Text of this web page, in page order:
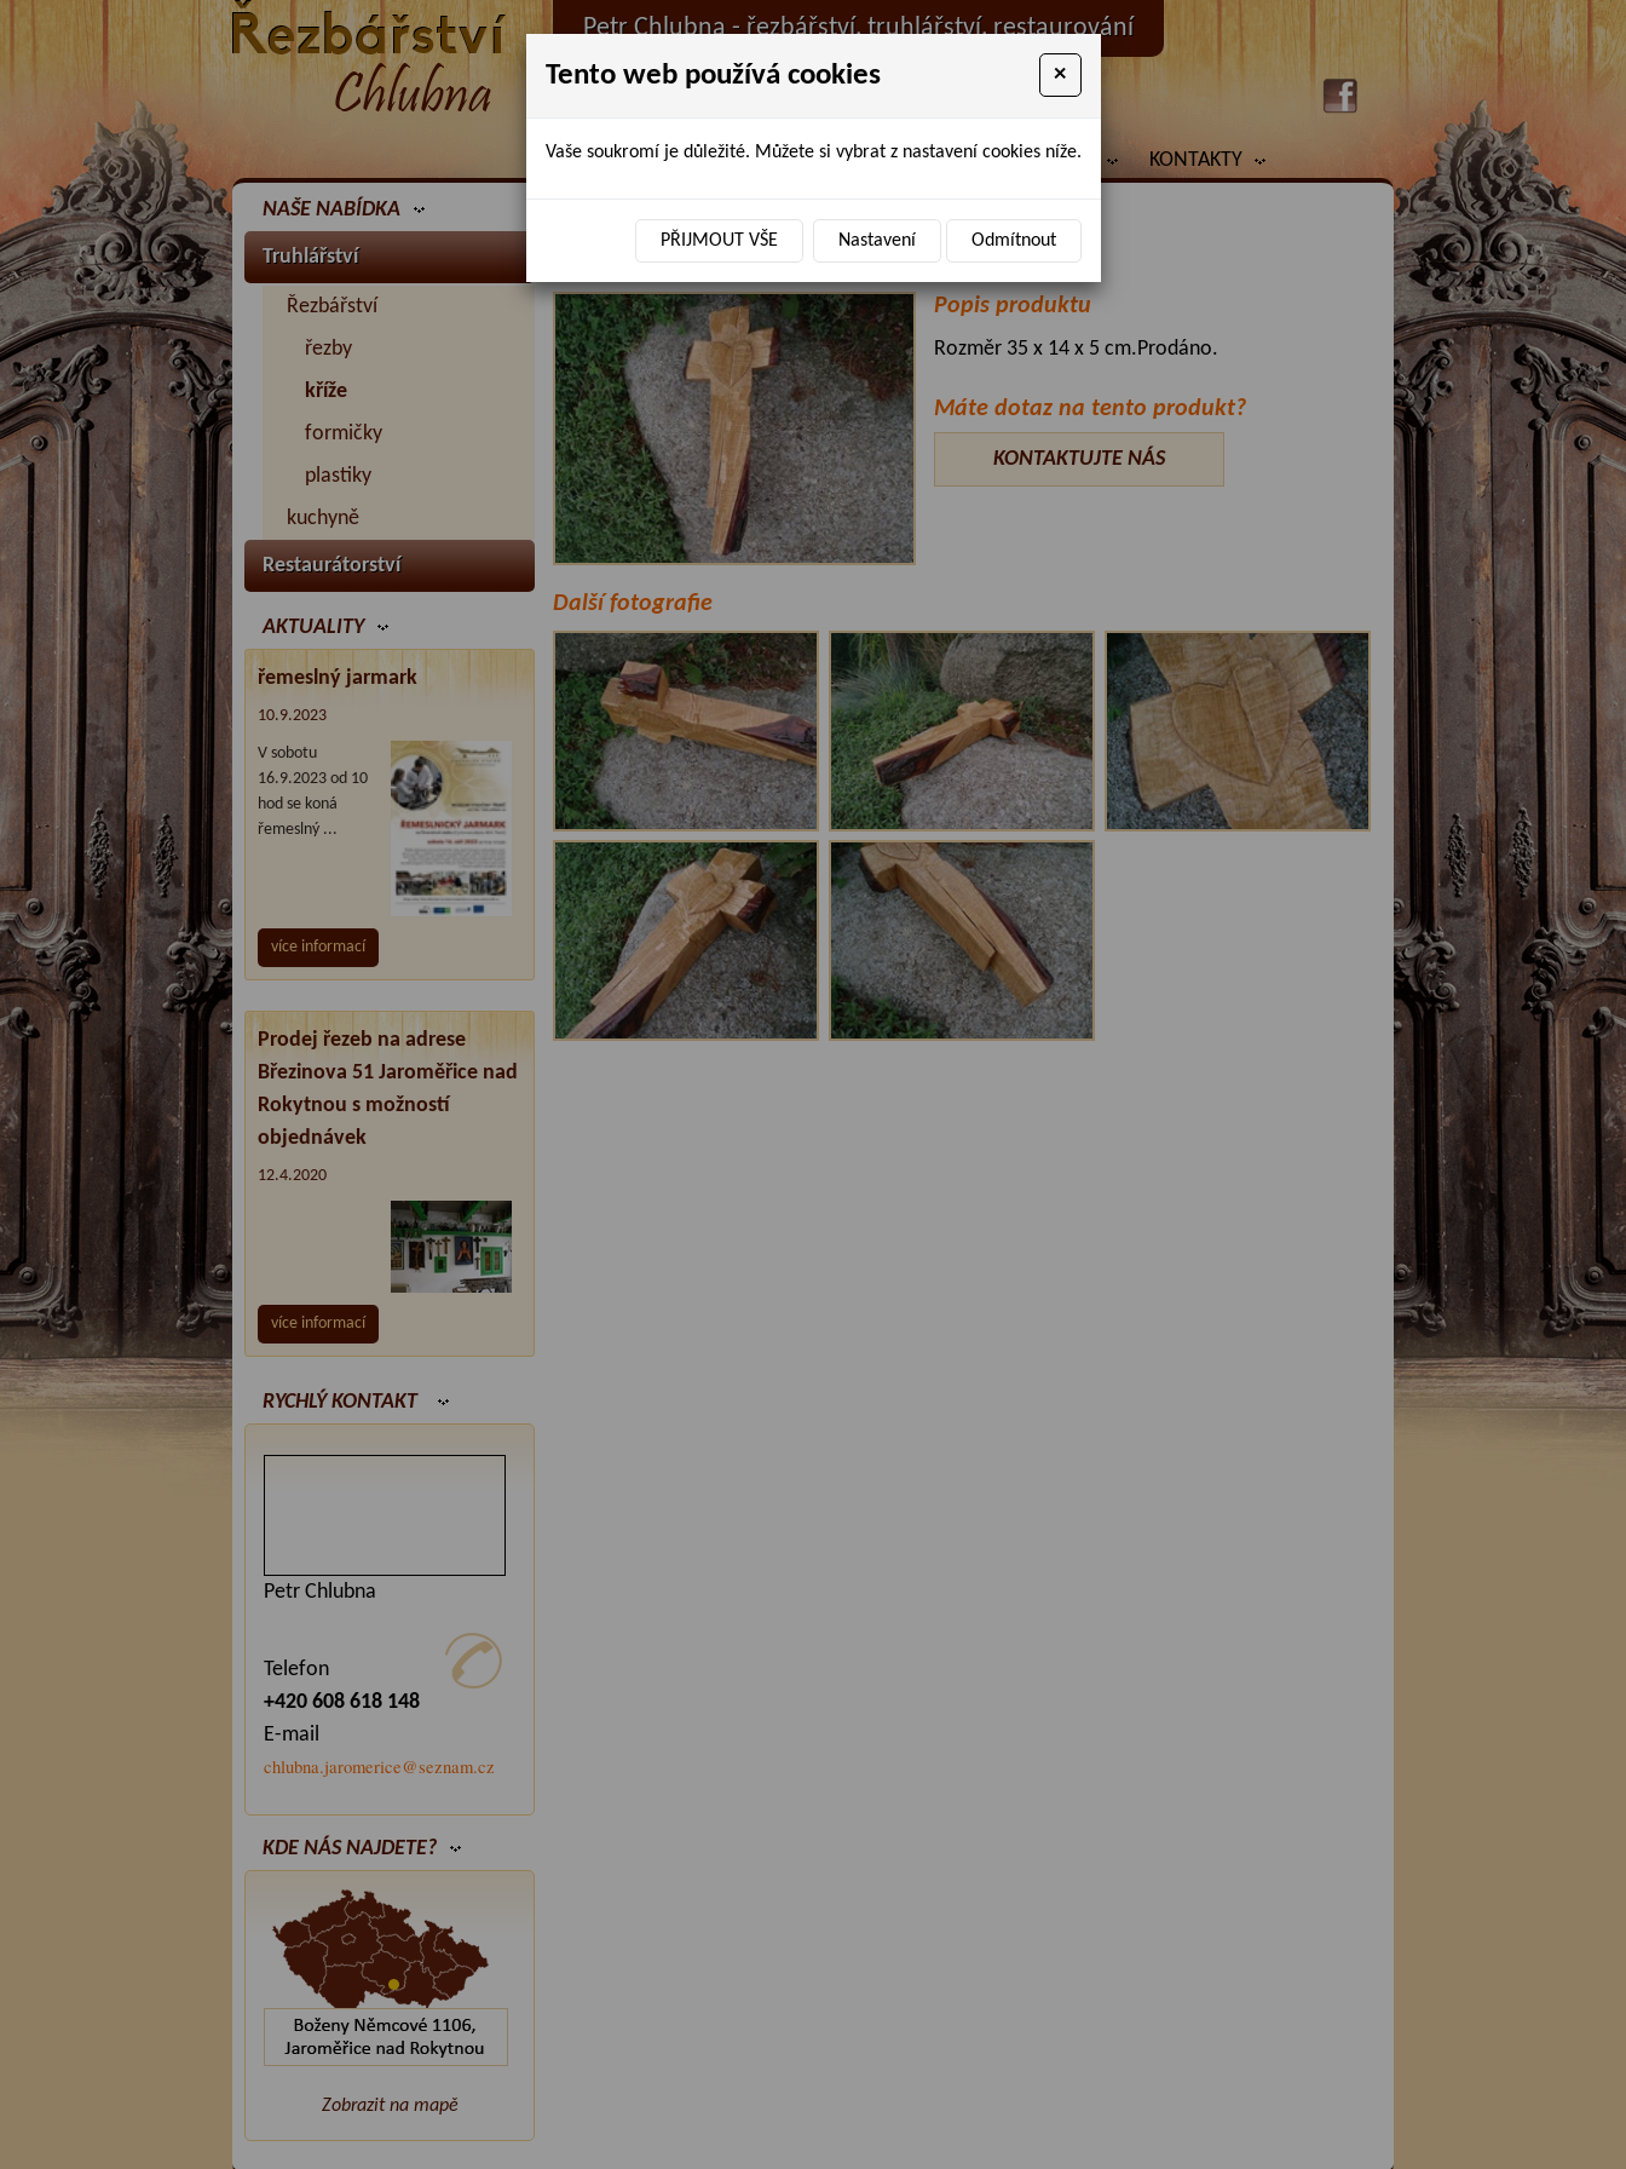
Petr Chlubna - řezbářství, truhlářství, restaurování
ÚVOD PRODANÉ ZBOŽÍ BAZAR AKTUALITY KONTAKTY
NAŠE NABÍDKA
Truhlářství
Řezbářství
řezby
kříže
formičky
plastiky
kuchyně
Restaurátorství
AKTUALITY
řemeslný jarmark
10.9.2023
V sobotu
16.9.2023 od 10
hod se koná
řemeslný ...
více informací
Prodej řezeb na adrese
Březinova 51 Jaroměřice nad
Rokytnou s možností
objednávek
12.4.2020
více informací
RYCHLÝ KONTAKT
Petr Chlubna
Telefon
+420 608 618 148
E-mail
chlubna.jaromerice@seznam.cz
KDE NÁS NAJDETE?
Zobrazit na mapě
Kříž dub přírodní
Popis produktu
Rozměr 35 x 14 x 5 cm.Prodáno.
Máte dotaz na tento produkt?
KONTAKTUJTE NÁS
Další fotografie
Tento web používá cookies ×
Vaše soukromí je důležité. Můžete si vybrat z nastavení cookies níže.
PŘIJMOUT VŠE Nastavení Odmítnout